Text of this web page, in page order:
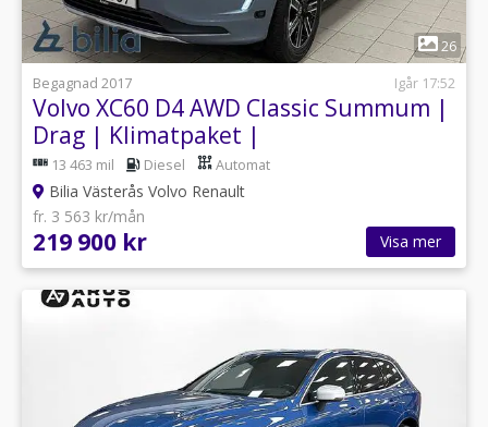
1
26
Begagnad 2017
Igår 17:52
Volvo XC60 D4 AWD Classic Summum |
Drag | Klimatpaket |
13 463 mil Diesel Automat
Bilia Västerås Volvo Renault
fr. 3 563 kr/mån
219 900 kr Visa mer